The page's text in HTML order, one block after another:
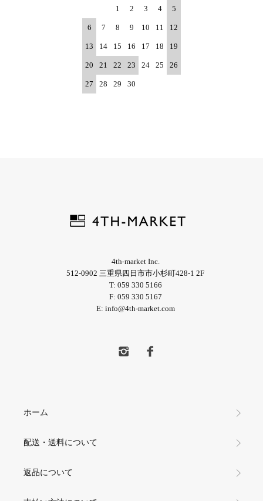
1 2 3 4 5
6 7 8 9 10 11 12
13 14 15 16 17 18 19
20 21 22 23 24 25 26
27 28 29 30
4th-market Inc.
512-0902 三重県四日市市小杉町428-1 2F
T: 059 330 5166
F: 059 330 5167
E: info@4th-market.com
ホーム
配送・送料について
返品について